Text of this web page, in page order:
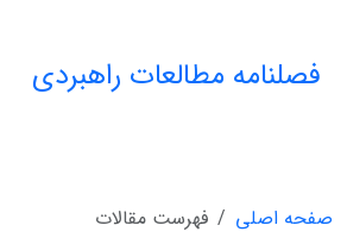
فصلنامه مطالعات راهبردی
صفحه اصلی
فهرست مقالات